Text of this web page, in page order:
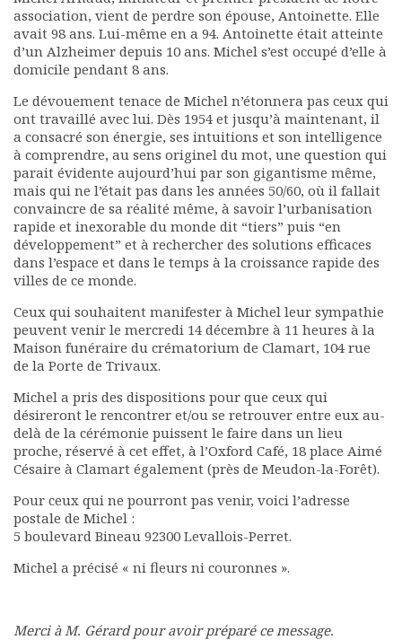
Vie de l’association
Calendrier des activités
Assemblées générales
Comptes rendus mensuels
Rapports moraux
Rapports financiers
Nous rejoindre
Le bulletin
Présentation du bulletin
Comité de rédaction
Bulletins Villes en
développement
Kiosk
Nos actions
Podcast-AdP
Dîners débats
Concours vidéo
Matinales
Nos partenaires
Evénements
Publications et rapports
Documents
Les adhérents
Offres d’emploi
Actualités
association, vient de perdre son épouse, Antoinette. Elle
avait 98 ans. Lui-même en a 94. Antoinette était atteinte
d’un Alzheimer depuis 10 ans. Michel s’est occupé d’elle à
domicile pendant 8 ans.
Le dévouement tenace de Michel n’étonnera pas ceux qui
ont travaillé avec lui. Dès 1954 et jusqu’à maintenant, il
a consacré son énergie, ses intuitions et son intelligence
à comprendre, au sens originel du mot, une question qui
parait évidente aujourd’hui par son gigantisme même,
mais qui ne l’était pas dans les années 50/60, où il fallait
convaincre de sa réalité même, à savoir l’urbanisation
rapide et inexorable du monde dit “tiers” puis “en
développement” et à rechercher des solutions efficaces
dans l’espace et dans le temps à la croissance rapide des
villes de ce monde.
Ceux qui souhaitent manifester à Michel leur sympathie
peuvent venir le mercredi 14 décembre à 11 heures à la
Maison funéraire du crématorium de Clamart, 104 rue
de la Porte de Trivaux.
Michel a pris des dispositions pour que ceux qui
désireront le rencontrer et/ou se retrouver entre eux au-
delà de la cérémonie puissent le faire dans un lieu
proche, réservé à cet effet, à l’Oxford Café, 18 place Aimé
Césaire à Clamart également (près de Meudon-la-Forêt).
Pour ceux qui ne pourront pas venir, voici l’adresse
postale de Michel :
5 boulevard Bineau 92300 Levallois-Perret.
Michel a précisé « ni fleurs ni couronnes ».
Merci à M. Gérard pour avoir préparé ce message.